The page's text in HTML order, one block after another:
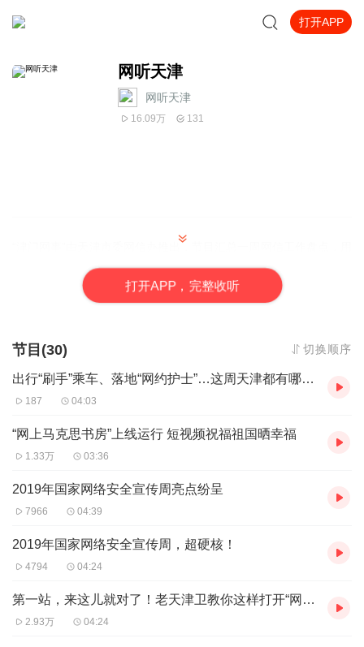
打开APP
网听天津
网听天津
16.09万 131
“津门网事”由天津市委网信办推出，节目汇总一周网信工作盘点，用
焦点、美丽天津亮点，日后还将陆续增设相关话题。
打开APP，完整收听
节目(30) 切换顺序
出行“刷手”乘车、落地“网约护士”…这周天津都有哪些智能变化？
187 04:03
“网上马克思书房”上线运行 短视频祝福祖国晒幸福
1.33万 03:36
2019年国家网络安全宣传周亮点纷呈
7966 04:39
2019年国家网络安全宣传周，超硬核！
4794 04:24
第一站，来这儿就对了！老天津卫教你这样打开“网红天津”
2.93万 04:24